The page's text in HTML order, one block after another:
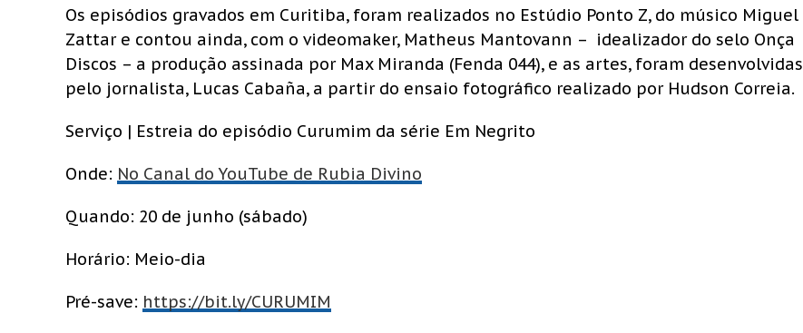
Os episódios gravados em Curitiba, foram realizados no Estúdio Ponto Z, do músico Miguel
Zattar e contou ainda, com o videomaker, Matheus Mantovann – idealizador do selo Onça
Discos – a produção assinada por Max Miranda (Fenda 044), e as artes, foram desenvolvidas
pelo jornalista, Lucas Cabaña, a partir do ensaio fotográfico realizado por Hudson Correia.
Serviço | Estreia do episódio Curumim da série Em Negrito
Onde: No Canal do YouTube de Rubia Divino
Quando: 20 de junho (sábado)
Horário: Meio-dia
Pré-save: https://bit.ly/CURUMIM